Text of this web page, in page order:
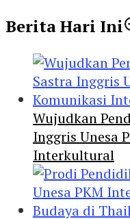
Berita Hari Ini
Wujudkan
Inggris Unesa
Interkultural